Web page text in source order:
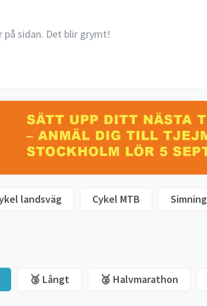
på sidan. Det blir grymt!
landsväg Cykel MTB Simning
🥉 Långt 🥈 Halvmarathon